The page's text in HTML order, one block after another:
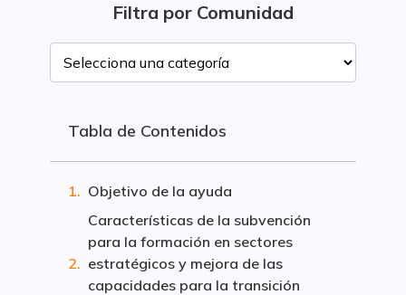
Filtra por Comunidad
Tabla de Contenidos
Objetivo de la ayuda
Características de la subvención
para la formación en sectores
estratégicos y mejora de las
capacidades para la transición